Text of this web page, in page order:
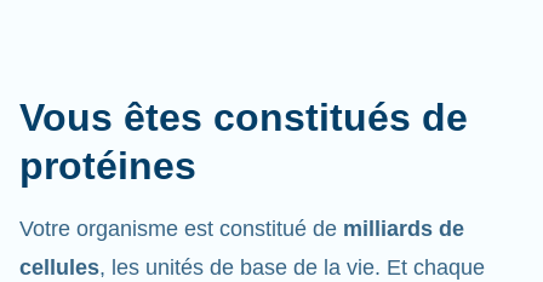
Vous êtes constitués de
protéines
Votre organisme est constitué de milliards de
cellules, les unités de base de la vie. Et chaque